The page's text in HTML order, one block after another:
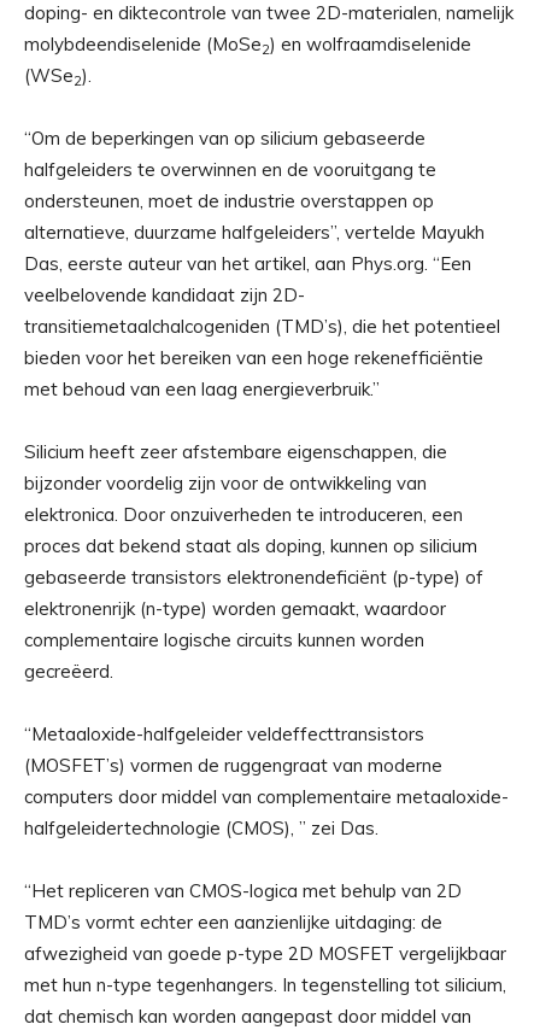
doping- en diktecontrole van twee 2D-materialen, namelijk
molybdeendiselenide (MoSe2) en wolfraamdiselenide
(WSe2).
“Om de beperkingen van op silicium gebaseerde
halfgeleiders te overwinnen en de vooruitgang te
ondersteunen, moet de industrie overstappen op
alternatieve, duurzame halfgeleiders”, vertelde Mayukh
Das, eerste auteur van het artikel, aan Phys.org. “Een
veelbelovende kandidaat zijn 2D-
transitiemetaalchalcogeniden (TMD’s), die het potentieel
bieden voor het bereiken van een hoge rekenefficiëntie
met behoud van een laag energieverbruik.”
Silicium heeft zeer afstembare eigenschappen, die
bijzonder voordelig zijn voor de ontwikkeling van
elektronica. Door onzuiverheden te introduceren, een
proces dat bekend staat als doping, kunnen op silicium
gebaseerde transistors elektronendeficiënt (p-type) of
elektronenrijk (n-type) worden gemaakt, waardoor
complementaire logische circuits kunnen worden
gecreëerd.
“Metaaloxide-halfgeleider veldeffecttransistors
(MOSFET’s) vormen de ruggengraat van moderne
computers door middel van complementaire metaaloxide-
halfgeleidertechnologie (CMOS), ” zei Das.
“Het repliceren van CMOS-logica met behulp van 2D
TMD’s vormt echter een aanzienlijke uitdaging: de
afwezigheid van goede p-type 2D MOSFET vergelijkbaar
met hun n-type tegenhangers. In tegenstelling tot silicium,
dat chemisch kan worden aangepast door middel van